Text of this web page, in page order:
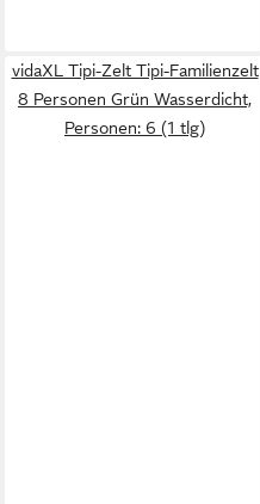
vidaXL Tipi-Zelt Tipi-Familienzelt
8 Personen Grün Wasserdicht,
Personen: 6 (1 tlg)